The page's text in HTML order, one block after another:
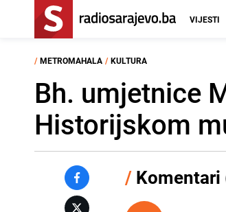
VIJESTI
/ METROMAHALA / KULTURA
Bh. umjetnice
Historijskom
/ Komentari